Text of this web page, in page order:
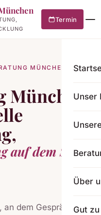
Termin
Unser
Über
Gut
MÜNCHEN
München
auf dem Spiel
an dem Gespräche